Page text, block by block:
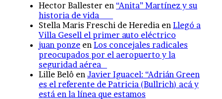
Hector Ballester en “Anita” Martínez y su
historia de vida
Stella Maris Freschi de Heredia en Llegó a
Villa Gesell el primer auto eléctrico
juan ponze en Los concejales radicales
preocupados por el aeropuerto y la
seguridad aérea
Lille Belô en Javier Iguacel: “Adrián Green
es el referente de Patricia (Bullrich) acá y
está en la línea que estamos